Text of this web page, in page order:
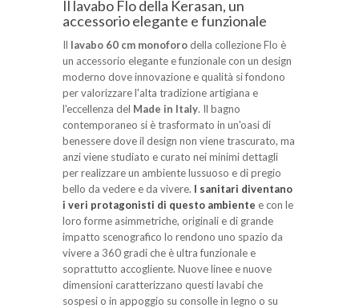
Il lavabo Flo della Kerasan, un
accessorio elegante e funzionale
Il lavabo 60 cm monoforodella collezione Flo è
un accessorio elegante e funzionale con un design
moderno dove innovazione e qualità si fondono
per valorizzare l'alta tradizione artigiana e
l'eccellenza del Made in Italy. Il bagno
contemporaneo si è trasformato in un'oasi di
benessere dove il design non viene trascurato, ma
anzi viene studiato e curato nei minimi dettagli
per realizzare un ambiente lussuoso e di pregio
bello da vedere e da vivere. I sanitari diventano
i veri protagonisti di questo ambiente e con le
loro forme asimmetriche, originali e di grande
impatto scenografico lo rendono uno spazio da
vivere a 360 gradi che è ultra funzionale e
soprattutto accogliente. Nuove linee e nuove
dimensioni caratterizzano questi lavabi che
sospesi o in appoggio su consolle in legno o su